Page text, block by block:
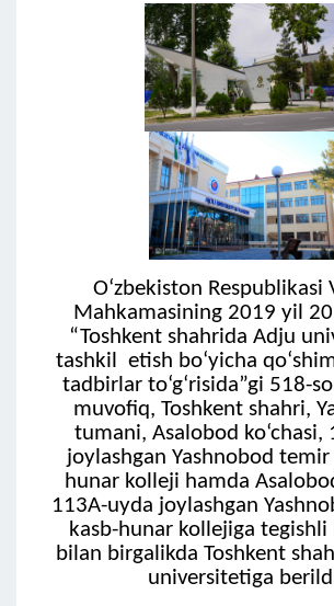
O‘zbekiston Respublikasi
Mahkamasining 2019 yil
“Toshkent shahrida Adju
tashkil etish bo‘yicha
tadbirlar to‘g‘risida”gi 518-
muvofiq, Toshkent shahri,
tumani, Asalobod ko‘chasi,
joylashgan Yashnobod temir
hunar kolleji hamda
113A-uyda joylashgan
kasb-hunar kollejiga
bilan birgalikda Toshkent
universitetiga